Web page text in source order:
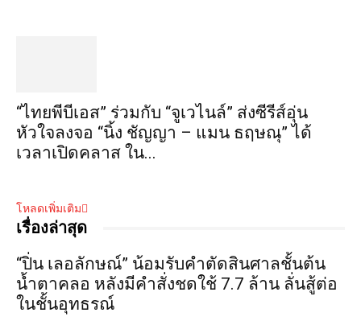
“ไทยพีบีเอส” ร่วมกับ “จูเวไนล์” ส่งซีรีส์อุ่น
หัวใจลงจอ “นิ้ง ชัญญา – แมน ธฤษณุ” ได้
เวลาเปิดคลาส ใน...
โหลดเพิ่มเติม
เรื่องล่าสุด
“ปิ่น เลอลักษณ์” น้อมรับคำตัดสินศาลชั้นต้น
น้ำตาคลอ หลังมีคำสั่งชดใช้ 7.7 ล้าน ลั่นสู้ต่อ
ในชั้นอุทธรณ์